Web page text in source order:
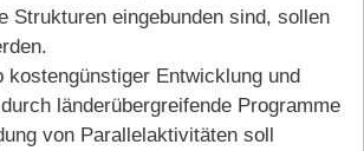
Strukturen eingebunden sind, sollen
kostengünstiger Entwicklung und
länderübergreifende Programme
von Parallelaktivitäten soll